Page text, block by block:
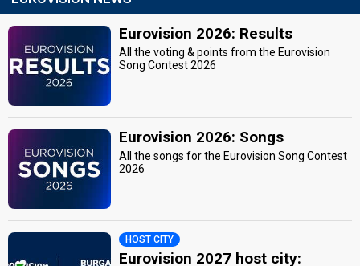
Eurovision 2026: Results
All the voting & points from the Eurovision
Song Contest 2026
Eurovision 2026: Songs
All the songs for the Eurovision Song Contest
2026
HOST CITY
Eurovision 2027 host city: